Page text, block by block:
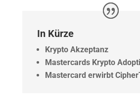
In Kürze
Krypto Akzeptanz
Mastercards Krypto
Mastercard erwirbt